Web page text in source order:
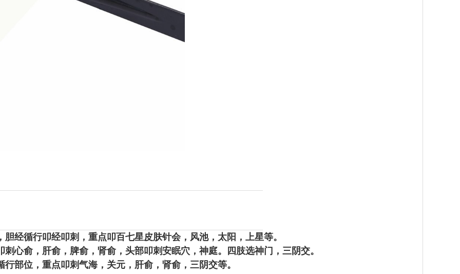
经循行叩经叩刺，重点叩百七星皮肤针会，风池，太阳，上星等。
心俞，肝俞，脾俞，肾俞，头部叩刺安眠穴，神庭。四肢选神门，三阴交。
部位，重点叩刺气海，关元，肝俞，肾俞，三阴交等。